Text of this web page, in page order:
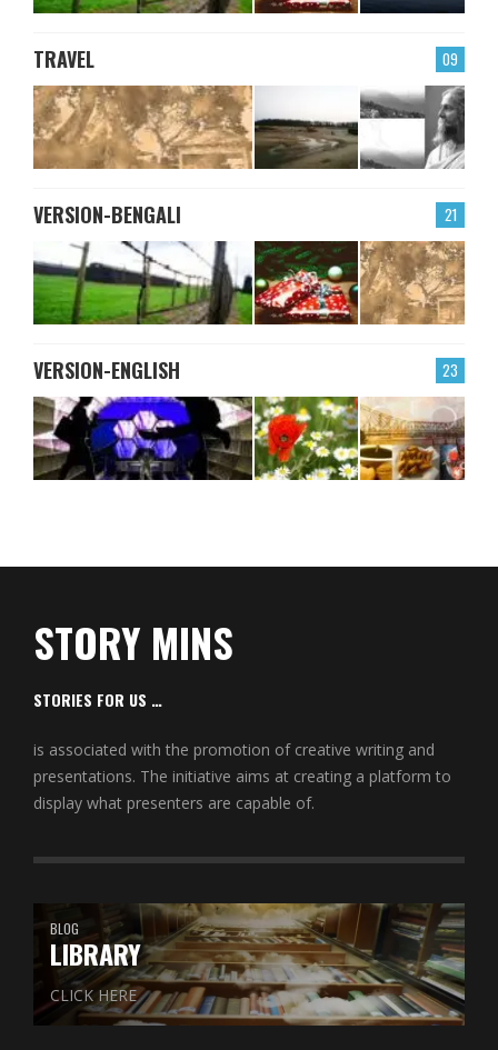
09
TRAVEL
21
VERSION-BENGALI
23
VERSION-ENGLISH
STORY MINS
STORIES FOR US …
is associated with the promotion of creative writing and
presentations. The initiative aims at creating a platform to
display what presenters are capable of.
BLOG
LIBRARY
CLICK HERE